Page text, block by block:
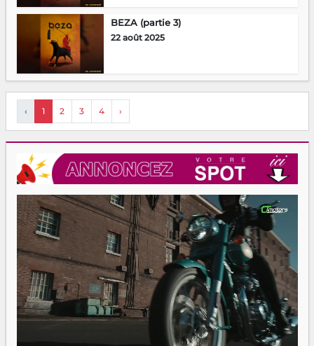
BEZA (partie 3)
22 août 2025
‹ 1 2 3 4 ›